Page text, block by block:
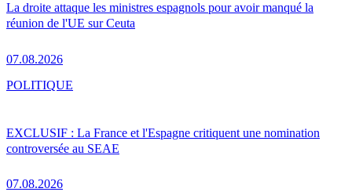
La droite attaque les ministres espagnols pour avoir manqué la
réunion de l'UE sur Ceuta
07.08.2026
EXCLUSIF : La France et l'Espagne critiquent une nomination
controversée au SEAE
07.08.2026
POLITIQUE